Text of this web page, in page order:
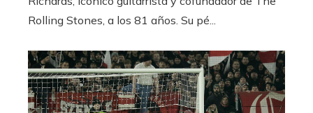
Rolling Stones, a los 81 años. Su pé...